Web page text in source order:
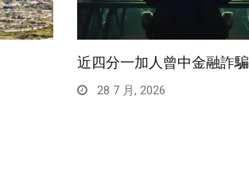
近四分一加人曾中金融詐騙
28 7 月, 2026